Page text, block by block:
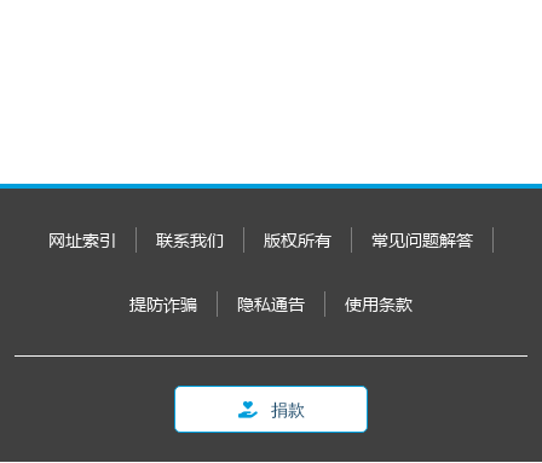
网址索引 联系我们 版权所有 常见问题解答
提防诈骗 隐私通告 使用条款
捐款